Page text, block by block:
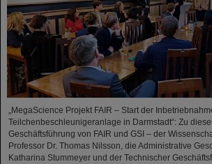
„MegaScience Projekt FAIR – Start der
Teilchenbeschleunigeranlage in Darmstadt“: Zu
Geschäftsführung von FAIR und GSI – der
Professor Dr. Thomas Nilsson, die Administrative
Katharina Stummeyer und der Technischer